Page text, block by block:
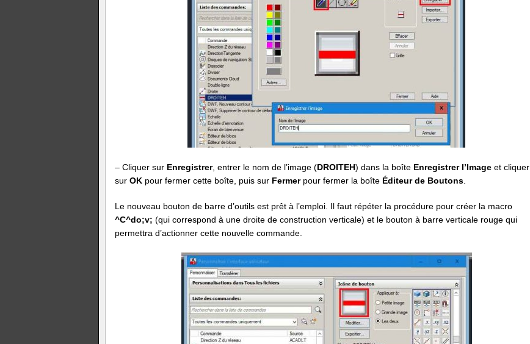
– Cliquer sur Enregistrer, entrer le nom de l’image (DROITEH) dans la boîte Enregistrer l’Image et cliquer
sur OK pour fermer cette boîte, puis sur Fermerpour fermer la boîte Éditeur de Boutons
Le nouveau bouton de barre d’outils est prêt à l’emploi. Il faut répéter la procédure pour créer la macro
^C^do;v; (qui correspond à une droite de construction verticale) et le bouton à barre verticale rouge qui
permettra d’actionner cette nouvelle commande.